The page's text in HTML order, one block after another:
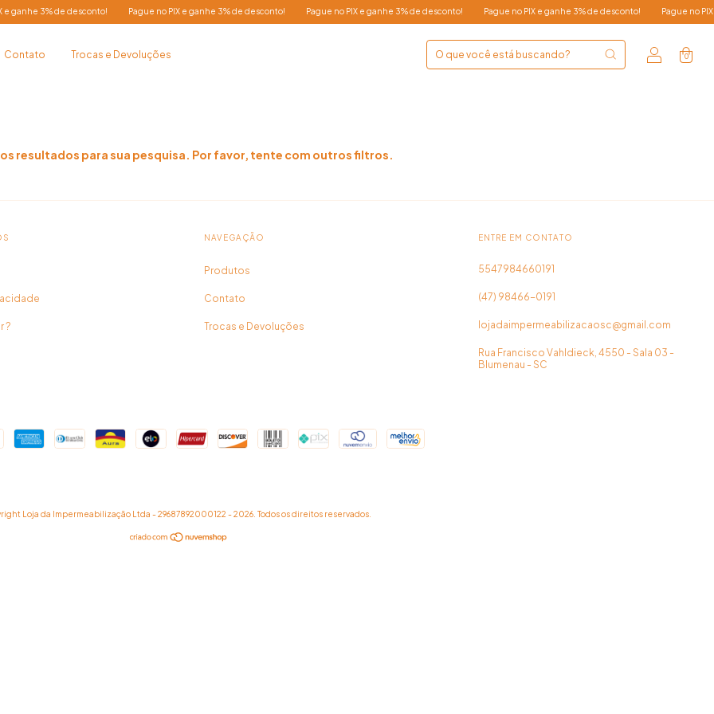
3% de desconto! Pague no PIX e ganhe 3% de desconto! Pague no PIX e ganhe 3% de desconto! Pague no PIX e ganhe 3% de desconto! Pague no PIX
Contato Trocas e Devoluções 0
resultados para sua pesquisa. Por favor, tente com outros filtros.
?
NAVEGAÇÃO
Produtos
Contato
Trocas e Devoluções
ENTRE EM CONTATO
5547984660191
(47) 98466-0191
lojadaimpermeabilizacaosc@gmail.com
Rua Francisco Vahldieck, 4550 - Sala 03 -
Blumenau - SC
Loja da Impermeabilização Ltda - 29687892000122 - 2026. Todos os direitos reservados.